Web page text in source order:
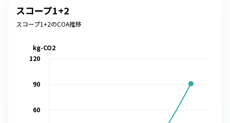
スコープ1+2
スコープ1+2のCOA推移
60
90
120
kg-CO2